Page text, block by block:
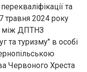
та
травня 2024 року
між ДПТНЗ
та туризму" в особі
Червоного Хреста